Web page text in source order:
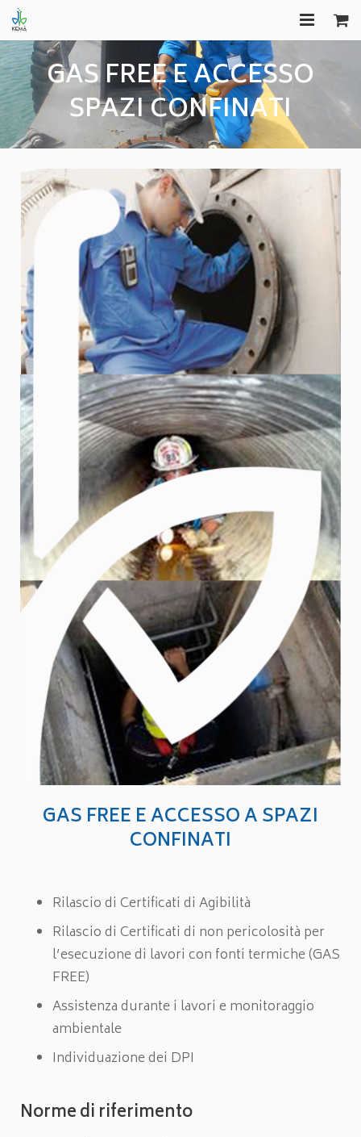
HOME
FORMAZIONE
EDITORIA
CONSULENZA
GAS FREE
COMUNICAZIONI
APPROFONDIMENTI
GAS FREE E ACCESSO
SPAZI CONFINATI
GAS FREE E ACCESSO A SPAZI
CONFINATI
Rilascio di Certificati di Agibilità
Rilascio di Certificati di non pericolosità per
l’esecuzione di lavori con fonti termiche (GAS
FREE)
Assistenza durante i lavori e monitoraggio
ambientale
Individuazione dei DPI
Norme di riferimento